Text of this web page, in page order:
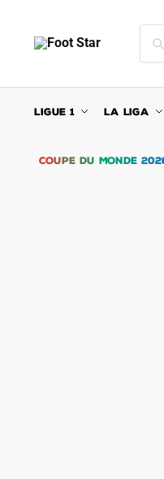
navigation
content
pour :
LIGUE 1 LA LIGA
COUPE DU MONDE